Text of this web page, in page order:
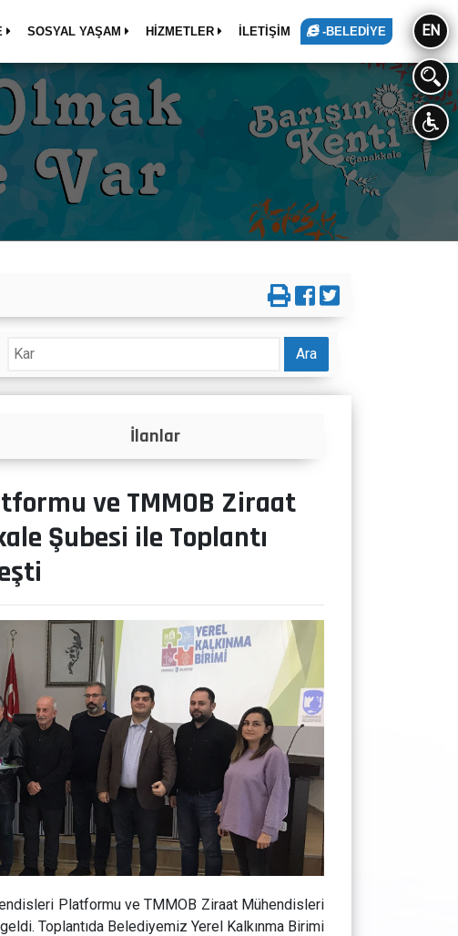
SOSYAL YAŞAM HİZMETLER İLETİŞİM -BELEDİYE EN
Ara
Projeler
ve TMMOB Ziraat
Şubesi ile Toplantı
Platformu ve TMMOB Ziraat Mühendisleri
Toplantıda Belediyemiz Yerel Kalkınma Birimi